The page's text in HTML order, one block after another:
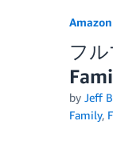
フ
by Jeff
Family,